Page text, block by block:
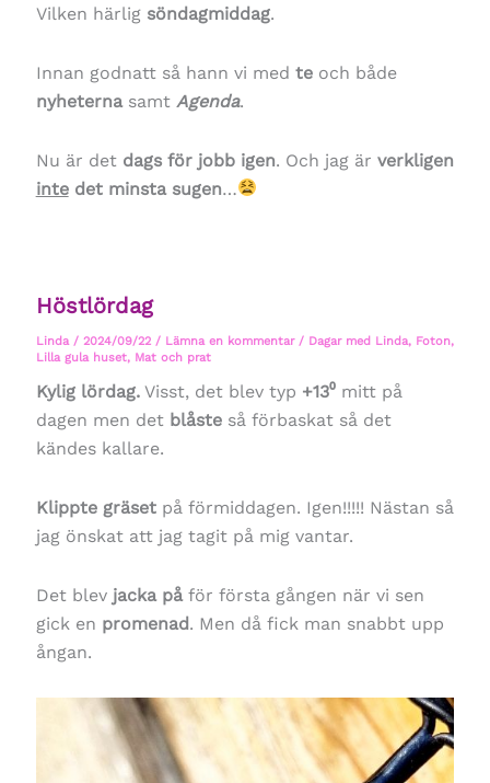
Vilken härlig söndagmiddag.
Innan godnatt så hann vi med teoch både
nyheternasamt Agenda.
Nu är det dags för jobb igen. Och jag är verkligen
intedet minsta sugen…
Höstlördag
Linda / 2024/09/22 / Lämna en kommentar / Dagar med Linda, Foton,
Lilla gula huset, Mat och prat
Kylig lördag.Visst, det blev typ +13⁰mitt på
dagen men det blåsteså förbaskat så det
kändes kallare.
Klippte gräsetpå förmiddagen. Igen!!!!! Nästan så
jag önskat att jag tagit på mig vantar.
Det blev jacka påför första gången när vi sen
gick en promenad. Men då fick man snabbt upp
ångan.